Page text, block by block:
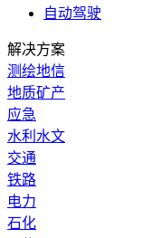
自动驾驶
解决方案
测绘地信
地质矿产
应急
水利水文
交通
铁路
电力
石化